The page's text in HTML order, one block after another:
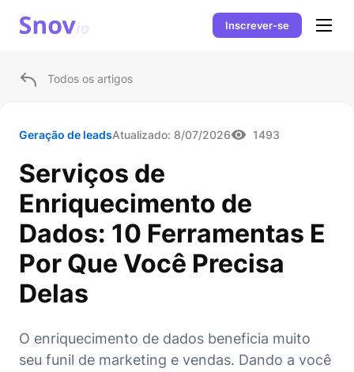
Inscrever-se
Todos os artigos
Geração de leadsAtualizado: 8/07/2026 1493
Serviços de
Enriquecimento de
Dados: 10 Ferramentas E
Por Que Você Precisa
Delas
O enriquecimento de dados beneficia muito
seu funil de marketing e vendas. Dando a você